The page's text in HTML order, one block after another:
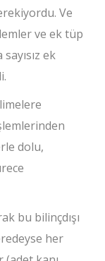
Ve
ve ek tüp
ek
dolu,
bu bilinçdışı
her